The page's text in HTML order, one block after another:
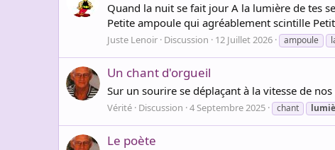
Quand la nuit se fait jour A la lumière de tes
Petite ampoule qui agréablement scintille
Juste Lenoir Discussion 12 Juillet 2026 ampoule
Un chant d'orgueil
Sur un sourire se déplaçant à la vitesse de
Vérité Discussion 4 Septembre 2025 chant
Le poète